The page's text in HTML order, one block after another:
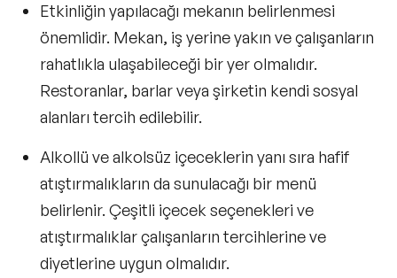
Etkinliğin yapılacağı mekanın belirlenmesi
önemlidir. Mekan, iş yerine yakın ve çalışanların
rahatlıkla ulaşabileceği bir yer olmalıdır.
Restoranlar, barlar veya şirketin kendi sosyal
alanları tercih edilebilir.
Alkollü ve alkolsüz içeceklerin yanı sıra hafif
atıştırmalıkların da sunulacağı bir menü
belirlenir. Çeşitli içecek seçenekleri ve
atıştırmalıklar çalışanların tercihlerine ve
diyetlerine uygun olmalıdır.